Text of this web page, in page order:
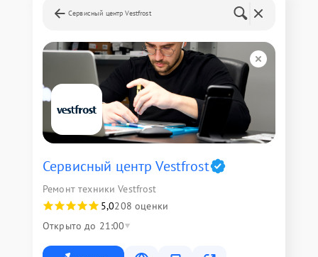
Сервисный центр Vestfrost
Сервисный центр Vestfrost
Ремонт техники Vestfrost
5,0208 оценки
Открыто до 21:00